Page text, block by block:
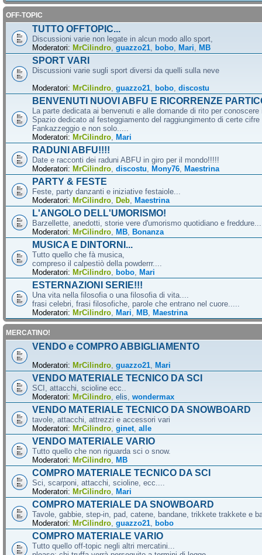
OFF-TOPIC
TUTTO OFFTOPIC...
Discussioni varie non legate in alcun modo allo sport,
Moderatori: MrCilindro guazzo21 bobo Mari MB
SPORT VARI
Discussioni varie sugli sport diversi da quelli sulla neve
Moderatori: MrCilindro guazzo21 bobo discostu
BENVENUTI NUOVI ABFU E RICORRENZE
La parte dedicata ai benvenuti e alle domande di rito per
Spazio dedicato al festeggiamento del raggiungimento di certe cifre
Fankazzeggio e non solo.....
Moderatori: MrCilindro Mari
RADUNI ABFU!!!!
Date e racconti dei raduni ABFU in giro per il mondo!!!!!
Moderatori: MrCilindro discostu Mony76 Maestrina
PARTY & FESTE
Feste, party danzanti e iniziative festaiole...
Moderatori: MrCilindro Deb Maestrina
L'ANGOLO DELL'UMORISMO!
Barzellette, anedotti, storie vere d'umorismo quotidiano e
Moderatori: MrCilindro MB Bonanza
MUSICA E DINTORNI...
Tutto quello che fà musica,
compreso il calpestiò della powderrr....
Moderatori: MrCilindro bobo Mari
ESTERNAZIONI SERIE!!!
Una vita nella filosofia o una filosofia di vita....
frasi celebri, frasi filosofiche, parole che entrano nel cuore.....
Moderatori: MrCilindro Mari MB Maestrina
MERCATINO!
VENDO e COMPRO ABBIGLIAMENTO
Moderatori: MrCilindro guazzo21 Mari
VENDO MATERIALE TECNICO DA SCI
SCI, attacchi, scioline ecc..
Moderatori: MrCilindro elis wondermax
VENDO MATERIALE TECNICO DA SNOWBOARD
tavole, attacchi, attrezzi e accessori vari
Moderatori: MrCilindro ginet alle
VENDO MATERIALE VARIO
Tutto quello che non riguarda sci o snow.
Moderatori: MrCilindro MB
COMPRO MATERIALE TECNICO DA SCI
Sci, scarponi, attacchi, scioline, ecc....
Moderatori: MrCilindro Mari
COMPRO MATERIALE DA SNOWBOARD
Tavole, gabbie, step-in, pad, catene, bandane, trikkete trakkete e
Moderatori: MrCilindro guazzo21 bobo
COMPRO MATERIALE VARIO
Tutto quello off-topic negli altri mercatini...